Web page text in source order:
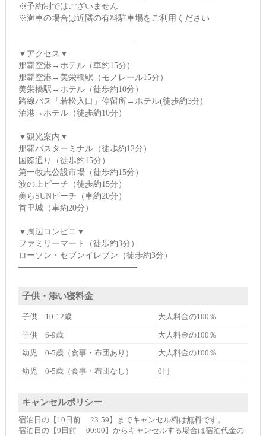
※予約制ではございません
※満車の場合は近隣の有料駐車場をご利用ください
────────────────────
▼アクセス▼
那覇空港→ホテル（車約15分）
那覇空港→美栄橋駅（モノレール15分）
美栄橋駅→ホテル（徒歩約10分）
路線バス「若松入口」停留所→ホテル(徒歩約3分)
泊港→ホテル（徒歩約10分）
▼観光案内▼
那覇バスターミナル（徒歩約12分）
国際通り（徒歩約15分）
第一牧志公設市場（徒歩約15分）
波の上ビーチ（徒歩約15分）
美らSUNビーチ（車約20分）
首里城（車約20分）
▼周辺コンビニ▼
ファミリーマート（徒歩約3分）
ローソン・セブンイレブン（徒歩約3分）
────────────────────
子供・添い寝料金
子供 10-12歳 大人料金の100％
子供 6-9歳 大人料金の100％
幼児 0-5歳（食事・布団あり） 大人料金の100％
幼児 0-5歳（食事・布団なし） 0円
キャンセルポリシー
宿泊日の【10日前 23:59】までキャンセル料は無料です。
宿泊日の【9日前 00:00】からキャンセルする場合は宿泊代金の